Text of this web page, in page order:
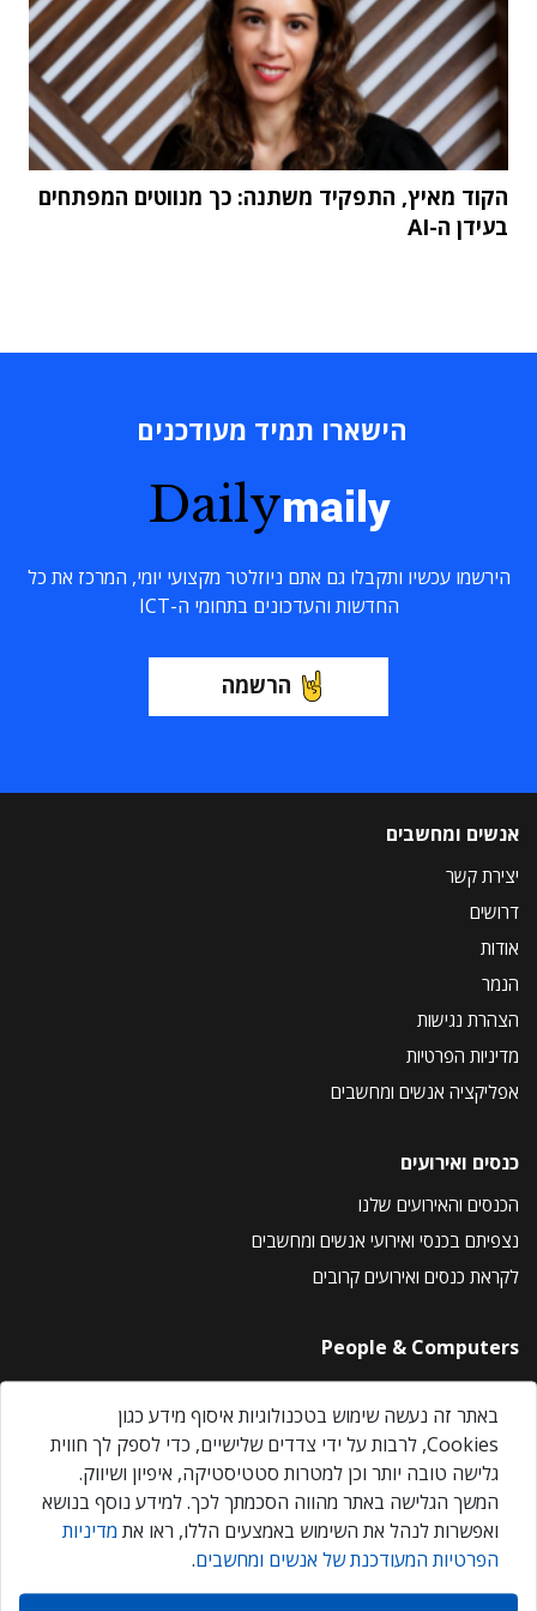
הקוד מאיץ, התפקיד משתנה: כך מנווטים המפתחים
בעידן ה-AI
הישארו תמיד מעודכנים
Dailymaily
הירשמו עכשיו ותקבלו גם אתם ניוזלטר מקצועי יומי, המרכז את כל
החדשות והעדכונים בתחומי ה-ICT
הרשמה
אנשים ומחשבים
יצירת קשר
דרושים
אודות
הנמר
הצהרת נגישות
מדיניות הפרטיות
אפליקציה אנשים ומחשבים
כנסים ואירועים
הכנסים והאירועים שלנו
נצפיתם בכנסי ואירועי אנשים ומחשבים
לקראת כנסים ואירועים קרובים
People & Computers
About Us
Privacy Policy
Contact Us
Our Events
אנשים ומחשבים © 2026 – כל הזכויות שמורות
באתר זה נעשה שימוש בטכנולוגיות איסוף מידע כגון
Cookies, לרבות על ידי צדדים שלישיים, כדי לספק לך חווית
גלישה טובה יותר וכן למטרות סטטיסטיקה, איפיון ושיווק.
המשך הגלישה באתר מהווה הסכמתך לכך. למידע נוסף בנושא
ואפשרות לנהל את השימוש באמצעים הללו, ראו את מדיניות
הפרטיות המעודכנת של אנשים ומחשבים.